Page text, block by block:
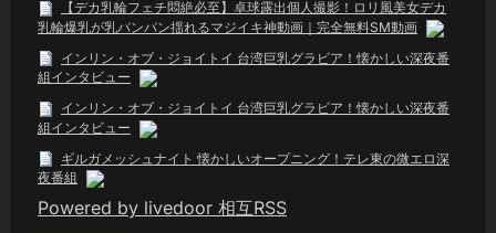
【デカ乳輪フェチ悶絶必至】卓球露出個人撮影！ロリ風美女デカ
乳輪爆乳が乳パンパン揺れるマジイキ神動画｜完全無料SM動画
インリン・オブ・ジョイトイ 台湾巨乳グラビア！懐かしい深夜番
組インタビュー
インリン・オブ・ジョイトイ 台湾巨乳グラビア！懐かしい深夜番
組インタビュー
ギルガメッシュナイト 懐かしいオープニング！テレ東の微エロ深
夜番組
Powered by livedoor 相互RSS